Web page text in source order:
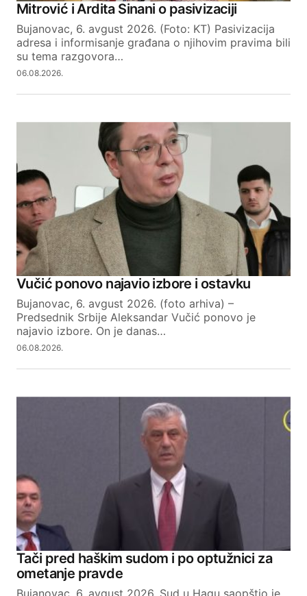
Mitrović i Ardita Sinani o pasivizaciji
Bujanovac, 6. avgust 2026. (Foto: KT) Pasivizacija
adresa i informisanje građana o njihovim pravima bili
su tema razgovora…
06.08.2026.
Vučić ponovo najavio izbore i ostavku
Bujanovac, 6. avgust 2026. (foto arhiva) –
Predsednik Srbije Aleksandar Vučić ponovo je
najavio izbore. On je danas…
06.08.2026.
Tači pred haškim sudom i po optužnici za
ometanje pravde